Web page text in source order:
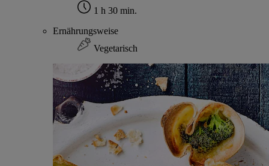
1 h 30 min.
Ernährungsweise
Vegetarisch